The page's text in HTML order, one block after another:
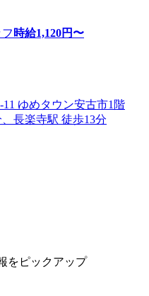
時給1,120円〜
ゆめタウン安古市1階
長楽寺駅 徒歩13分
をピックアップ